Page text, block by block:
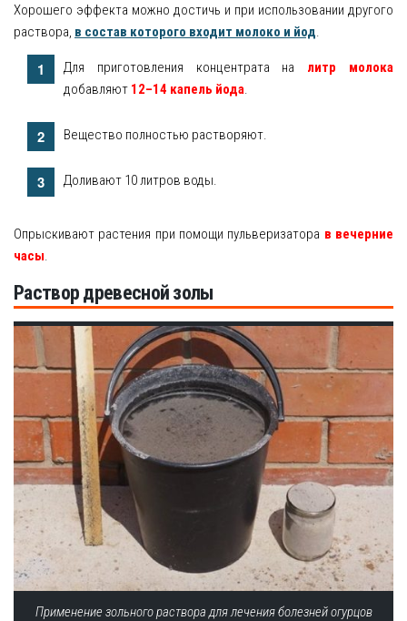
Хорошего эффекта можно достичь и при использовании другого
раствора, в состав которого входит молоко и йод.
Для приготовления концентрата на литр молока
добавляют 12–14 капель йода.
Вещество полностью растворяют.
Доливают 10 литров воды.
Опрыскивают растения при помощи пульверизатора в вечерние
часы.
Раствор древесной золы
Применение зольного раствора для лечения болезней огурцов